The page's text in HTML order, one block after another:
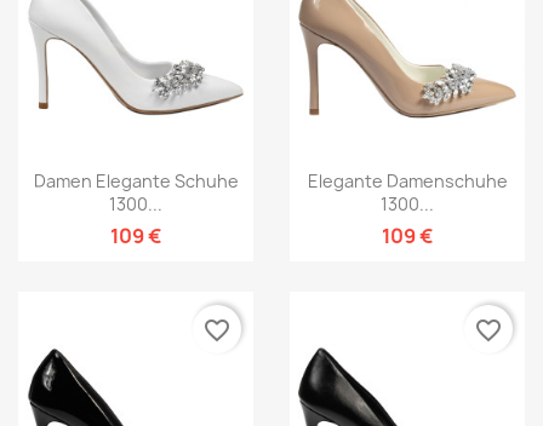
Damen Elegante Schuhe
1300...
109 €
Elegante Damenschuhe
1300...
109 €
favorite_border favorite_border